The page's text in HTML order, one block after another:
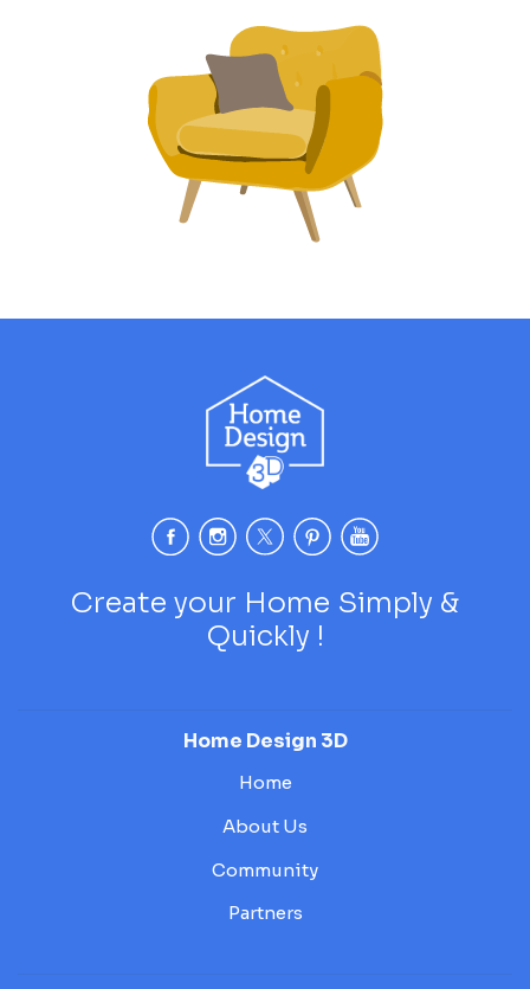
Create your Home Simply &
Quickly !
Home Design 3D
Home
About Us
Community
Partners